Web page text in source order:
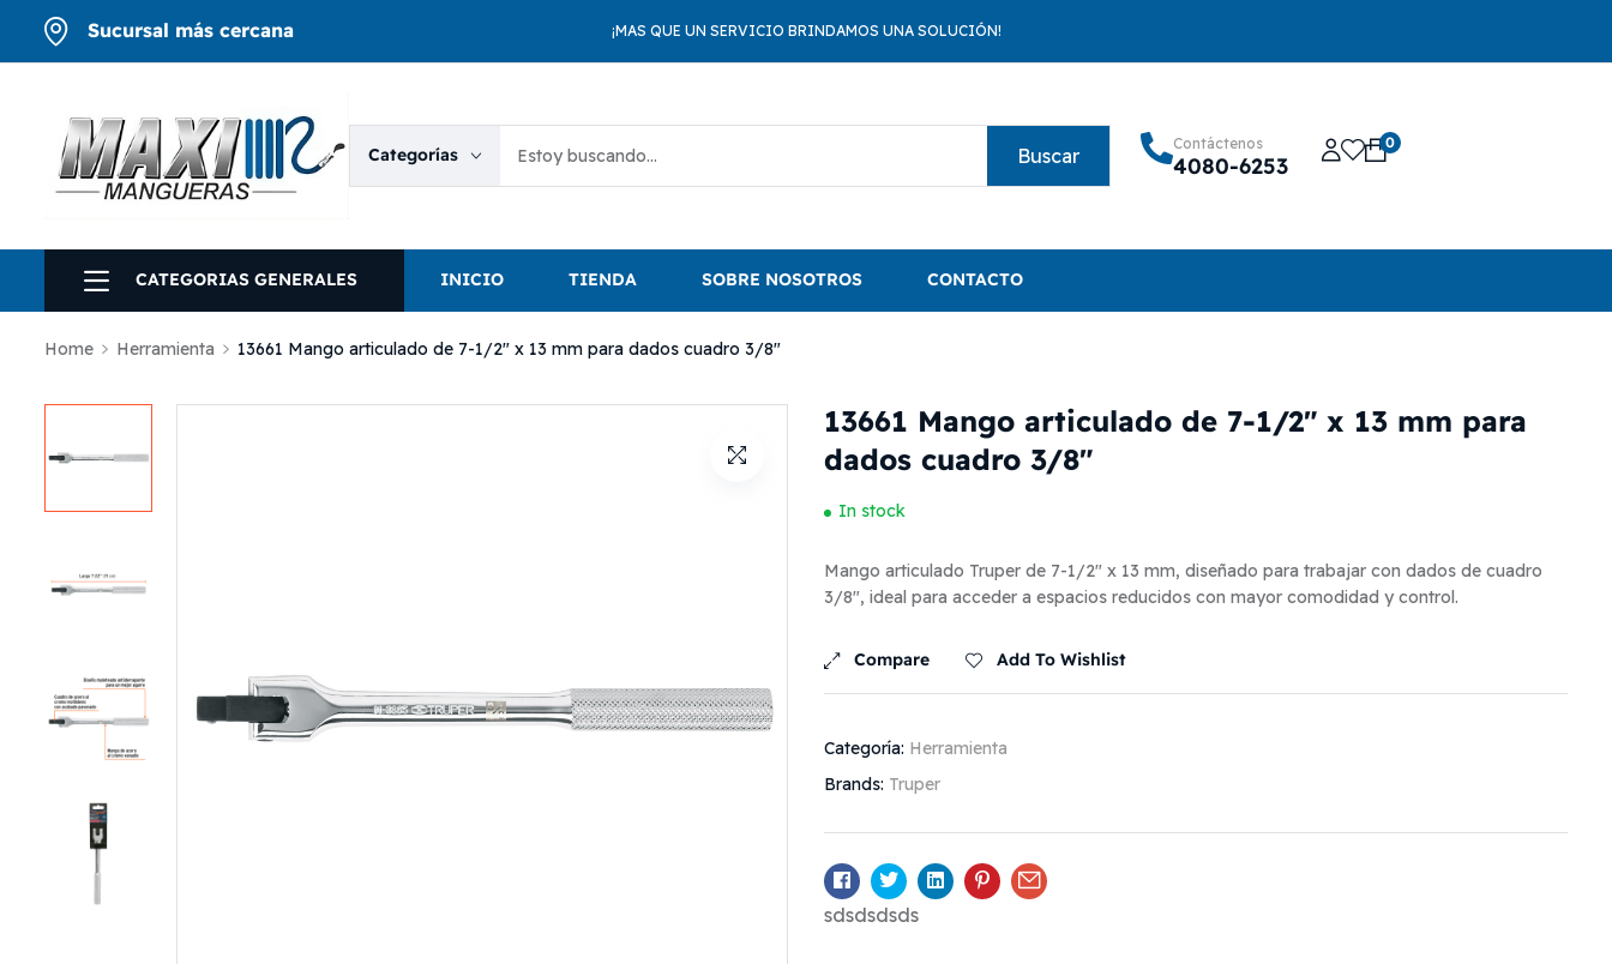
Sucursal más cercana ¡MAS QUE UN SERVICIO BRINDAMOS UNA SOLUCIÓN!
Categorías Buscar
Contáctenos
4080-6253
0
CATEGORIAS GENERALES INICIO TIENDA SOBRE NOSOTROS CONTACTO
Home Herramienta 13661 Mango articulado de 7-1/2″ x 13 mm para dados cuadro 3/8″
13661 Mango articulado de 7-1/2″ x 13 mm para
dados cuadro 3/8″
In stock
Mango articulado Truper de 7-1/2″ x 13 mm, diseñado para trabajar con dados de cuadro
3/8″, ideal para acceder a espacios reducidos con mayor comodidad y control.
Compare Add To Wishlist
Categoría: Herramienta
Brands: Truper
Facebook
TwitterLinkedinPinterestEmail
sdsdsdsds